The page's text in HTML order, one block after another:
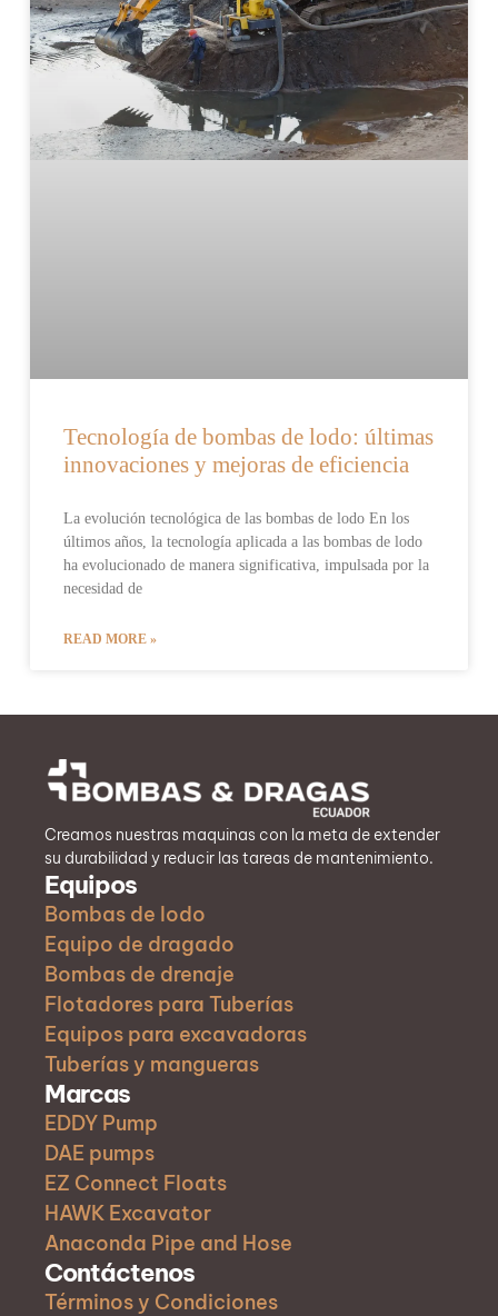
Tecnología de bombas de lodo: últimas
innovaciones y mejoras de eficiencia
La evolución tecnológica de las bombas de lodo En los
últimos años, la tecnología aplicada a las bombas de lodo
ha evolucionado de manera significativa, impulsada por la
necesidad de
READ MORE »
Creamos nuestras maquinas con la meta de extender
su durabilidad y reducir las tareas de mantenimiento.
Equipos
Bombas de lodo
Equipo de dragado
Bombas de drenaje
Flotadores para Tuberías
Equipos para excavadoras
Tuberías y mangueras
Marcas
EDDY Pump
DAE pumps
EZ Connect Floats
HAWK Excavator
Anaconda Pipe and Hose
Contáctenos
Términos y Condiciones